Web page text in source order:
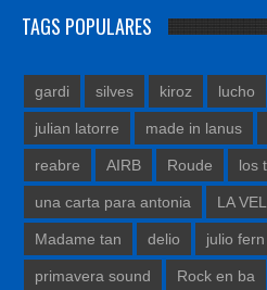
TAGS POPULARES
gardi silves kiroz lucho
julian latorre made in lanus
reabre AIRB Roude los
una carta para antonia LA VEL
Madame tan delio julio fern
primavera sound Rock en ba